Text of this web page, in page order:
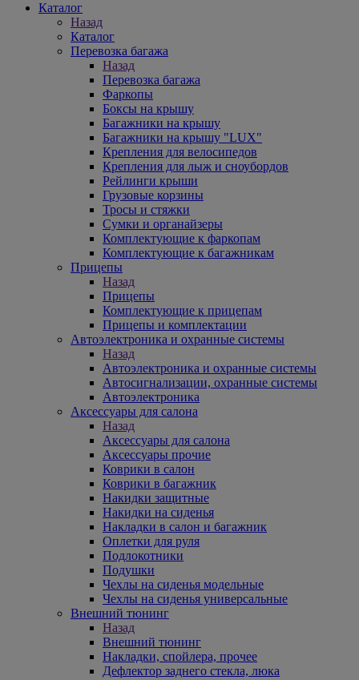
Каталог
Назад
Каталог
Перевозка багажа
Назад
Перевозка багажа
Фаркопы
Боксы на крышу
Багажники на крышу
Багажники на крышу "LUX"
Крепления для велосипедов
Крепления для лыж и сноубордов
Рейлинги крыши
Грузовые корзины
Тросы и стяжки
Сумки и органайзеры
Комплектующие к фаркопам
Комплектующие к багажникам
Прицепы
Назад
Прицепы
Комплектующие к прицепам
Прицепы и комплектации
Автоэлектроника и охранные системы
Назад
Автоэлектроника и охранные системы
Автосигнализации, охранные системы
Автоэлектроника
Аксессуары для салона
Назад
Аксессуары для салона
Аксессуары прочие
Коврики в салон
Коврики в багажник
Накидки защитные
Накидки на сиденья
Накладки в салон и багажник
Оплетки для руля
Подлокотники
Подушки
Чехлы на сиденья модельные
Чехлы на сиденья универсальные
Внешний тюнинг
Назад
Внешний тюнинг
Накладки, спойлера, прочее
Дефлектор заднего стекла, люка